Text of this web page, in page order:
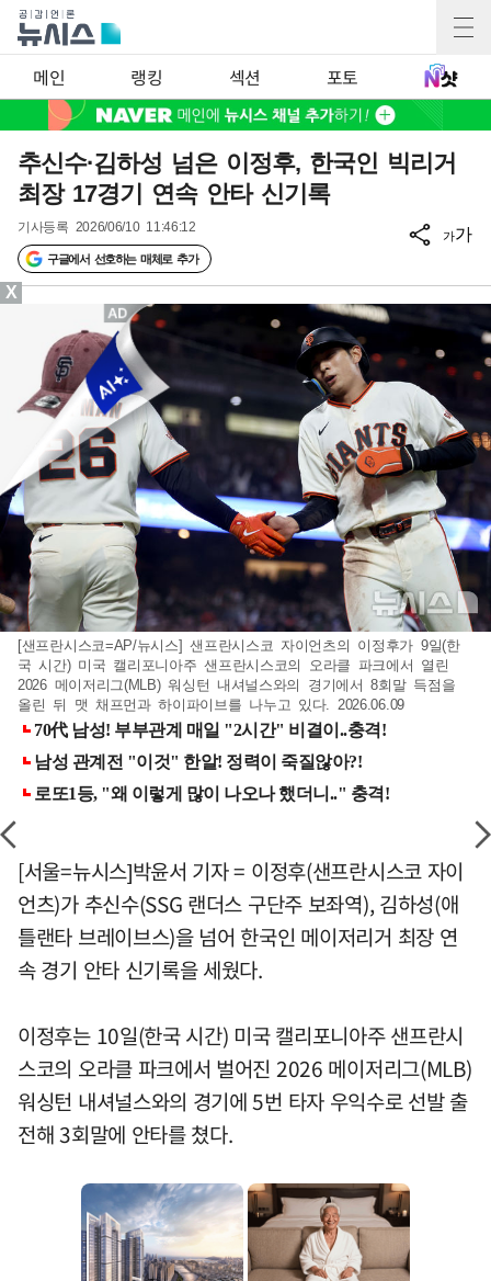
메인 랭킹 섹션 포토
추신수·김하성 넘은 이정후, 한국인 빅리거
최장 17경기 연속 안타 신기록
기사등록 2026/06/10 11:46:12
구글에서 선호하는 매체로 추가
가가
[샌프란시스코=AP/뉴시스] 샌프란시스코 자이언츠의 이정후가 9일(한
국 시간) 미국 캘리포니아주 샌프란시스코의 오라클 파크에서 열린
2026 메이저리그(MLB) 워싱턴 내셔널스와의 경기에서 8회말 득점을
올린 뒤 맷 채프먼과 하이파이브를 나누고 있다. 2026.06.09
[서울=뉴시스]박윤서 기자 = 이정후(샌프란시스코 자이
언츠)가 추신수(SSG 랜더스 구단주 보좌역), 김하성(애
틀랜타 브레이브스)을 넘어 한국인 메이저리거 최장 연
속 경기 안타 신기록을 세웠다.
이정후는 10일(한국 시간) 미국 캘리포니아주 샌프란시
스코의 오라클 파크에서 벌어진 2026 메이저리그(MLB)
워싱턴 내셔널스와의 경기에 5번 타자 우익수로 선발 출
전해 3회말에 안타를 쳤다.
X